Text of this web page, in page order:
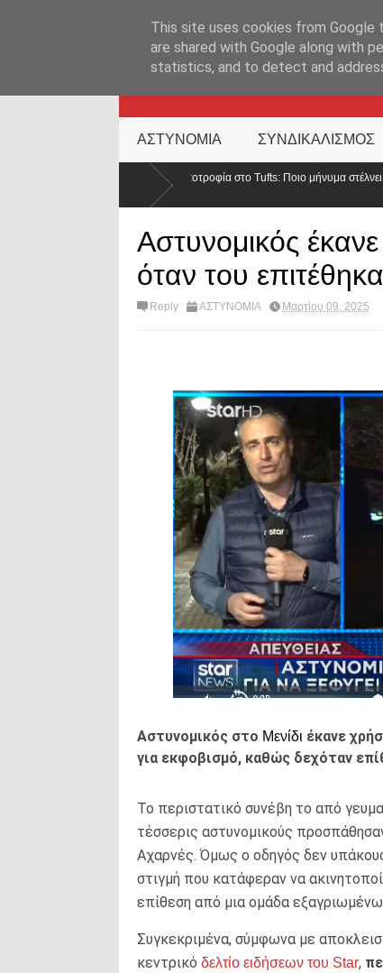
KATEHACKER
ΑΣΤΥΝΟΜΙΑ ΣΥΝΔΙΚΑΛΙΣΜΟΣ
για υποτροφία στο Tufts: Ποιο μήνυμα στέλνει η ΕΛ.ΑΣ. σε ένα από τα
Αστυνομικός
όταν του
Reply ΑΣΤΥΝΟΜΙΑ Μαρτίου 09, 2025
Αστυνομικός στο Μενίδι έκανε
για εκφοβισμό, καθώς δεχόταν
Το περιστατικό συνέβη τo από
τέσσερις αστυνομικούς
Αχαρνές. Όμως ο οδηγός δεν
στιγμή που κατάφεραν να
επίθεση από μια ομάδα
Συγκεκριμένα, σύμφωνα με
κεντρικό δελτίο ειδήσεων του Star,
This site uses cookies from Google
are shared with Google along with
statistics, and to detect and